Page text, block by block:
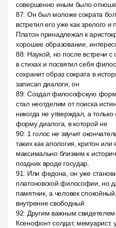
совершенно иным было
87: Он был моложе сократа
встретил его уже как зрелого
Платон принадлежал к
хорошее образование,
88: Наукой, но после встречи с
в стихах и посвятил себя
сохранит образ сократа в
записал диалоги, он
89: Создал философскую
стал неотделим от поиска
никогда не утверждал, а
форму диалога, в которой не
90: 1 голос не звучит
таких как апология, критон
максимально близким к
поздних вроде государ.
91: Или федона, он уже
платоновской философии, но
памятник, а человек
внутренне свободный.
92: Другим важным свидетелем
Ксенофонт солдат, мемуарист,